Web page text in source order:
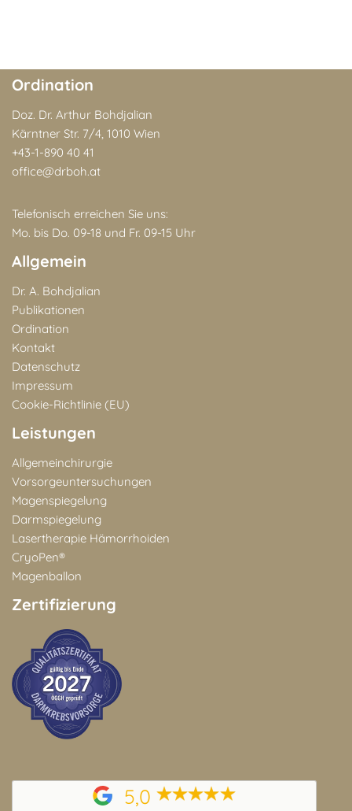
Ordination
Doz. Dr. Arthur Bohdjalian
Kärntner Str. 7/4, 1010 Wien
+43-1-890 40 41
office@drboh.at
Telefonisch erreichen Sie uns:
Mo. bis Do. 09-18 und Fr. 09-15 Uhr
Allgemein
Dr. A. Bohdjalian
Publikationen
Ordination
Kontakt
Datenschutz
Impressum
Cookie-Richtlinie (EU)
Leistungen
Allgemeinchirurgie
Vorsorgeuntersuchungen
Magenspiegelung
Darmspiegelung
Lasertherapie Hämorrhoiden
CryoPen®
Magenballon
Zertifizierung
5,0